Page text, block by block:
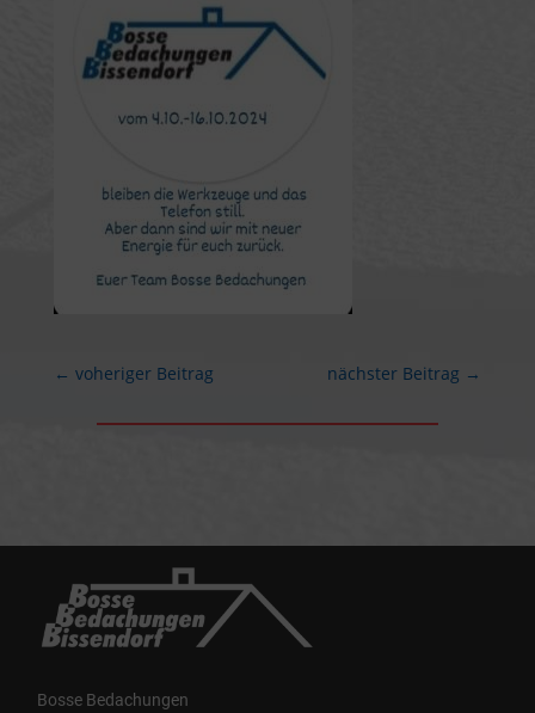
← voheriger Beitrag nächster Beitrag →
Bosse Bedachungen